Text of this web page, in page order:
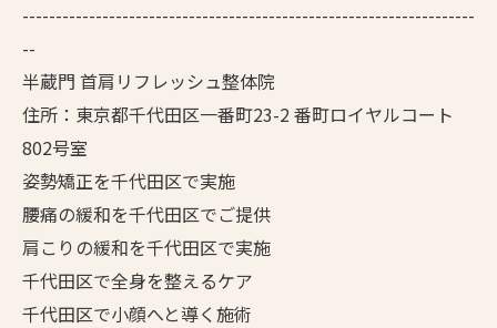
--------------------------------------------------------------------
--
半蔵門 首肩リフレッシュ整体院
住所：東京都千代田区一番町23-2 番町ロイヤルコート
802号室
姿勢矯正を千代田区で実施
腰痛の緩和を千代田区でご提供
肩こりの緩和を千代田区で実施
千代田区で全身を整えるケア
千代田区で小顔へと導く施術